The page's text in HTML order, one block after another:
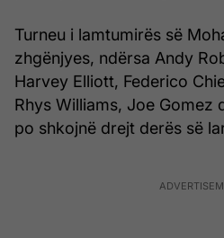
Turneu i lamtumirës së
zhgënjyes, ndërsa Andy
Harvey Elliott, Federico
Rhys Williams, Joe Gomez
po shkojnë drejt derës së